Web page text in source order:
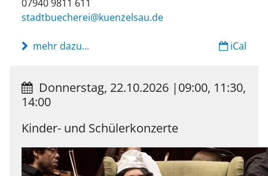
07940 9811 611
stadtbuecherei@kuenzelsau.de
iCal
mehr dazu...
Donnerstag, 22.10.2026 |09:00, 11:30,
14:00
Kinder- und Schülerkonzerte